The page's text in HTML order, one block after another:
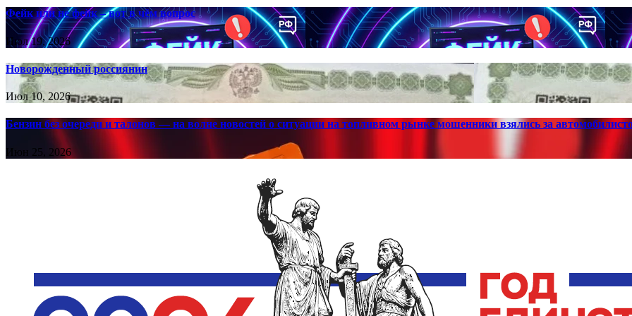
Фейк или не фейк – вот в чём вопрос
Июл 19, 2026
Новорожденный россиянин
Июл 10, 2026
Бензин без очереди и талонов — на волне новостей о ситуации на топливном рынке мошенники взялись за
Июн 25, 2026